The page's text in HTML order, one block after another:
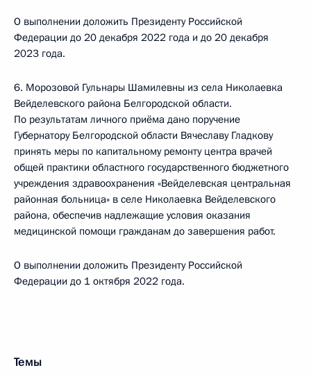
О выполнении доложить Президенту Российской
Федерации до 20 декабря 2022 года и до 20 декабря
2023 года.
6. Морозовой Гульнары Шамилевны из села Николаевка
Вейделевского района Белгородской области.
По результатам личного приёма дано поручение
Губернатору Белгородской области Вячеславу Гладкову
принять меры по капитальному ремонту центра врачей
общей практики областного государственного бюджетного
учреждения здравоохранения «Вейделевская центральная
районная больница» в селе Николаевка Вейделевского
района, обеспечив надлежащие условия оказания
медицинской помощи гражданам до завершения работ.
О выполнении доложить Президенту Российской
Федерации до 1 октября 2022 года.
Темы